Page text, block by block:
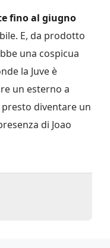
fino al giugno
E, da prodotto
una cospicua
la Juve è
un esterno a
diventare un
di Joao